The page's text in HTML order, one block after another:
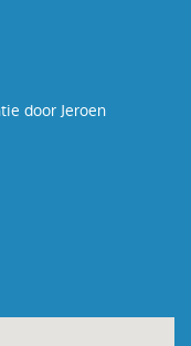
door Jeroen